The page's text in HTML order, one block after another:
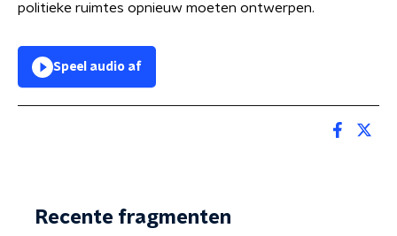
politieke ruimtes opnieuw moeten ontwerpen.
Speel audio af
Recente fragmenten